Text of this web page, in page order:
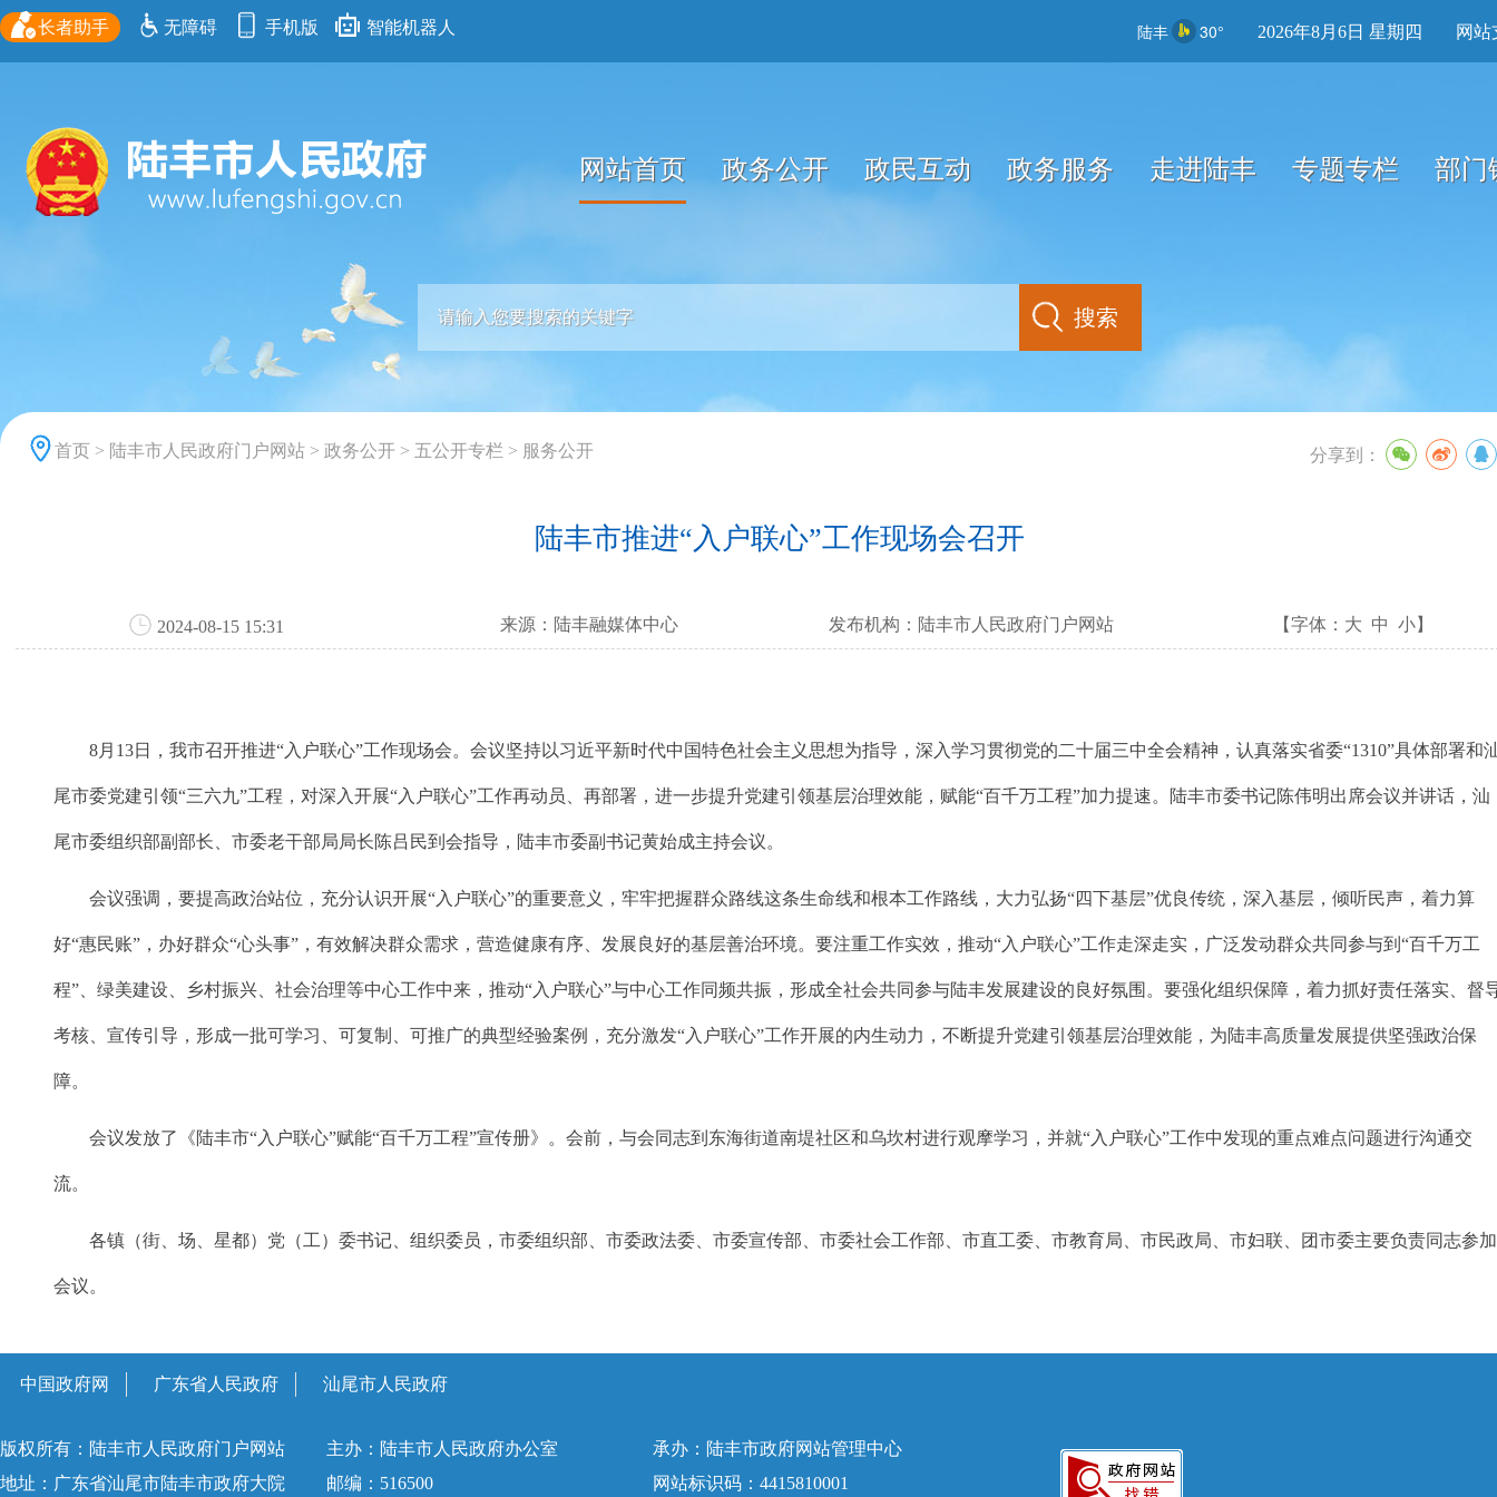
长者助手 无障碍 手机版 智能机器人 陆丰 30° 2026年8月6日 星期四 网站
网站首页 政务公开 政民互动 政务服务 走进陆丰 专题专栏 部门
首页 > 陆丰市人民政府门户网站 > 政务公开 > 五公开专栏 > 服务公开 分享到：
陆丰市推进“入户联心”工作现场会召开
2024-08-15 15:31 来源： 陆丰融媒体中心 发布机构： 陆丰市人民政府门户网站 【字体： 大 中 小】
8月13日，我市召开推进“入户联心”工作现场会。会议坚持以习近平新时代中国特色社会主义思想为指导，深入学习贯彻党的二十届三中全会精神，认真落实省委“1310”具体部署和
尾市委党建引领“三六九”工程，对深入开展“入户联心”工作再动员、再部署，进一步提升党建引领基层治理效能，赋能“百千万工程”加力提速。陆丰市委书记陈伟明出席会议并讲话，汕
尾市委组织部副部长、市委老干部局局长陈吕民到会指导，陆丰市委副书记黄始成主持会议。
会议强调，要提高政治站位，充分认识开展“入户联心”的重要意义，牢牢把握群众路线这条生命线和根本工作路线，大力弘扬“四下基层”优良传统，深入基层，倾听民声，着力算
好“惠民账”，办好群众“心头事”，有效解决群众需求，营造健康有序、发展良好的基层善治环境。要注重工作实效，推动“入户联心”工作走深走实，广泛发动群众共同参与到“百千万工
程”、绿美建设、乡村振兴、社会治理等中心工作中来，推动“入户联心”与中心工作同频共振，形成全社会共同参与陆丰发展建设的良好氛围。要强化组织保障，着力抓好责任落实、督
考核、宣传引导，形成一批可学习、可复制、可推广的典型经验案例，充分激发“入户联心”工作开展的内生动力，不断提升党建引领基层治理效能，为陆丰高质量发展提供坚强政治保
障。
会议发放了《陆丰市“入户联心”赋能“百千万工程”宣传册》。会前，与会同志到东海街道南堤社区和乌坎村进行观摩学习，并就“入户联心”工作中发现的重点难点问题进行沟通交
流。
各镇（街、场、星都）党（工）委书记、组织委员，市委组织部、市委政法委、市委宣传部、市委社会工作部、市直工委、市教育局、市民政局、市妇联、团市委主要负责同志参加
会议。
中国政府网 广东省人民政府 汕尾市人民政府
版权所有：陆丰市人民政府门户网站 主办：陆丰市人民政府办公室
承办：陆丰市政府网站管理中心
地址：广东省汕尾市陆丰市政府大院
邮编：516500 网站标识码：4415810001